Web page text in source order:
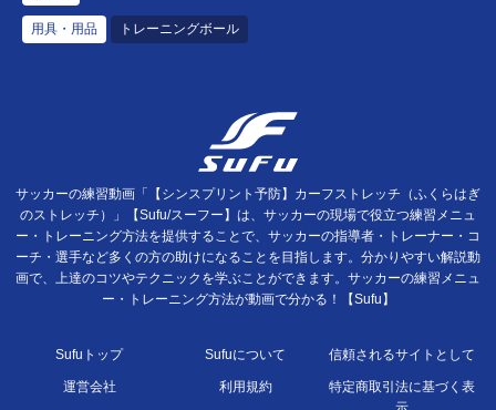
用具・用品 トレーニングボール
サッカーの練習動画「【シンスプリント予防】カーフストレッチ（ふくらはぎ
のストレッチ）」【Sufu/スーフー】は、サッカーの現場で役立つ練習メニュ
ー・トレーニング方法を提供することで、サッカーの指導者・トレーナー・コ
ーチ・選手など多くの方の助けになることを目指します。分かりやすい解説動
画で、上達のコツやテクニックを学ぶことができます。サッカーの練習メニュ
ー・トレーニング方法が動画で分かる！【Sufu】
Sufuトップ Sufuについて 信頼されるサイトとして
運営会社 利用規約
特定商取引法に基づく表